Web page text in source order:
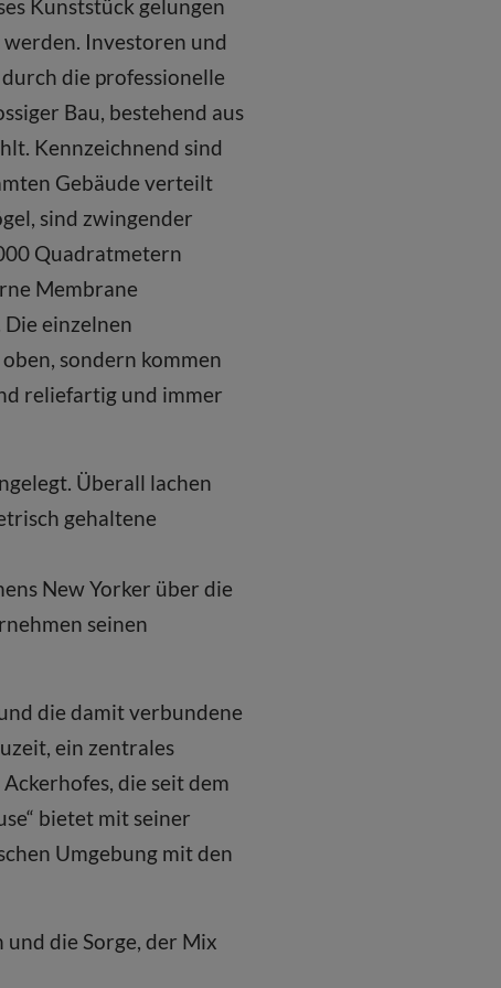
Kunststück gelungen
Investoren und
die professionelle
Bau, bestehend aus
Kennzeichnend sind
Gebäude verteilt
sind zwingender
Quadratmetern
Membrane
Die einzelnen
sondern kommen
reliefartig und immer
Überall lachen
gehaltene
New Yorker über die
seinen
die damit verbundene
ein zentrales
die seit dem
bietet mit seiner
Umgebung mit den
die Sorge, der Mix